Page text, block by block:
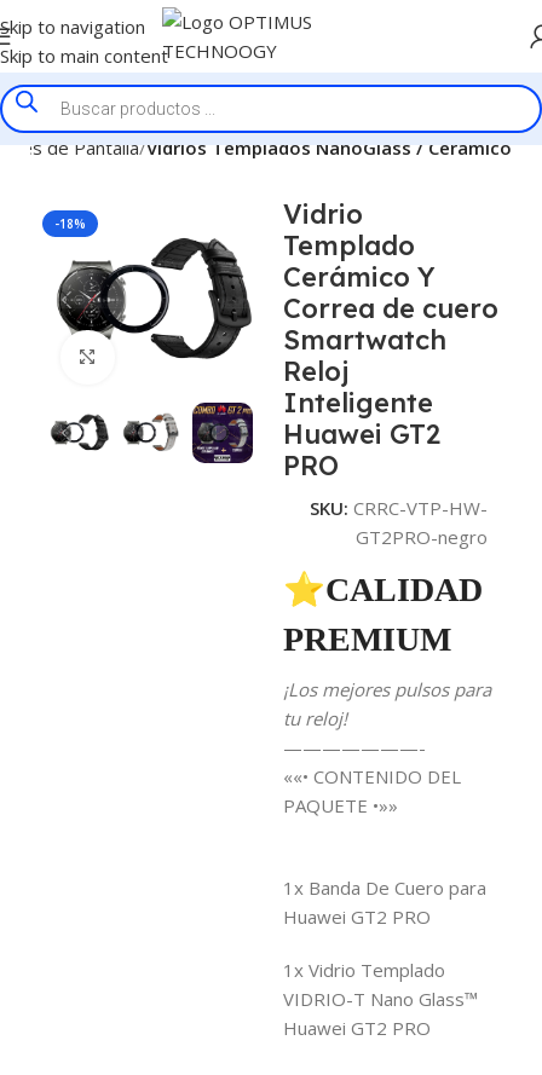
Skip to navigation
Skip to main content
de Pantalla Vidrios Templados NanoGlass / Ceramico
-18%
Click to enlarge
Vidrio
Templado
Cerámico Y
Correa de cuero
Smartwatch
Reloj
Inteligente
Huawei GT2
PRO
SKU: CRRC-VTP-HW-
GT2PRO-negro
⭐CALIDAD
PREMIUM
¡Los mejores pulsos para
tu reloj!
———————-
««• CONTENIDO DEL
PAQUETE •»»
1x Banda De Cuero para
Huawei GT2 PRO
1x Vidrio Templado
VIDRIO-T Nano Glass™
Huawei GT2 PRO